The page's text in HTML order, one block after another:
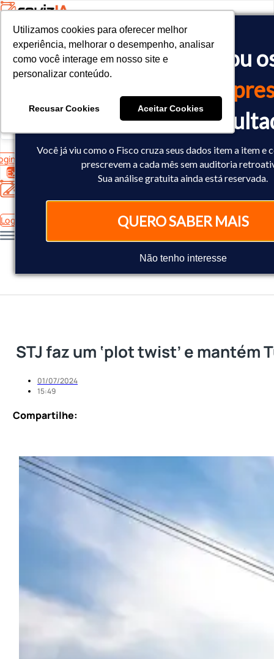
O Fisco já cruzou
dadosda sua
Você já sabe o
Você já viu como o Fisco cruza seus dados item a item e
prescrevem a cada mês sem auditoria
Sua análise gratuita ainda está reservada.
QUERO SABER MAIS
Não tenho interesse
Utilizamos cookies para oferecer melhor
experiência, melhorar o desempenho, analisar
como você interage em nosso site e
personalizar conteúdo.
Recusar Cookies Aceitar Cookies
Utilizamos cookies para oferecer melhor
experiência, melhorar o desempenho, analisar
como você interage em nosso site e
personalizar conteúdo.
Recusar Cookies Aceitar Cookies
<!-- Google tag (gtag.js) -->
<script async src="https://www.googletagmanager.com/gtag/
<script>
  window.dataLayer = window.dataLayer || [];
  gtag('config', 'AW-10793602440');
Experimente Grátis
Login
STJ faz um ‘plot twist’ e mantém
01/07/2024
15:49
Compartilhe: